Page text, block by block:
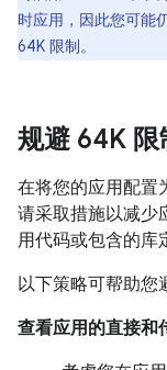
时应用，因此您可能
64K 限制。
规避 64K 限
在将您的应用配置
请采取措施以减少
用代码或包含的库
以下策略可帮助您
查看应用的直接和